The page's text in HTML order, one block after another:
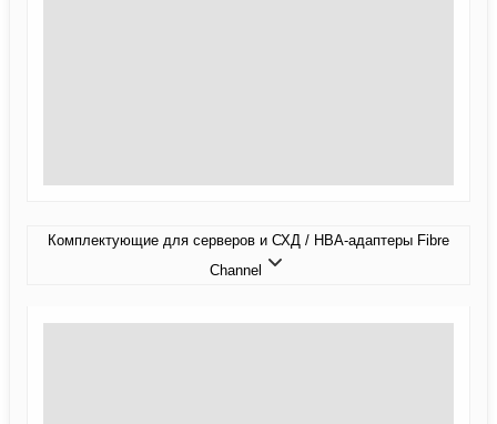
Комплектующие для серверов и СХД / HBA-адаптеры Fibre
Channel